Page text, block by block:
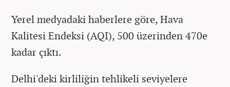
Yerel medyadaki haberlere göre, Hava
Kalitesi Endeksi (AQI), 500 üzerinden 470e
kadar çıktı.
Delhi'deki kirliliğin tehlikeli seviyelere